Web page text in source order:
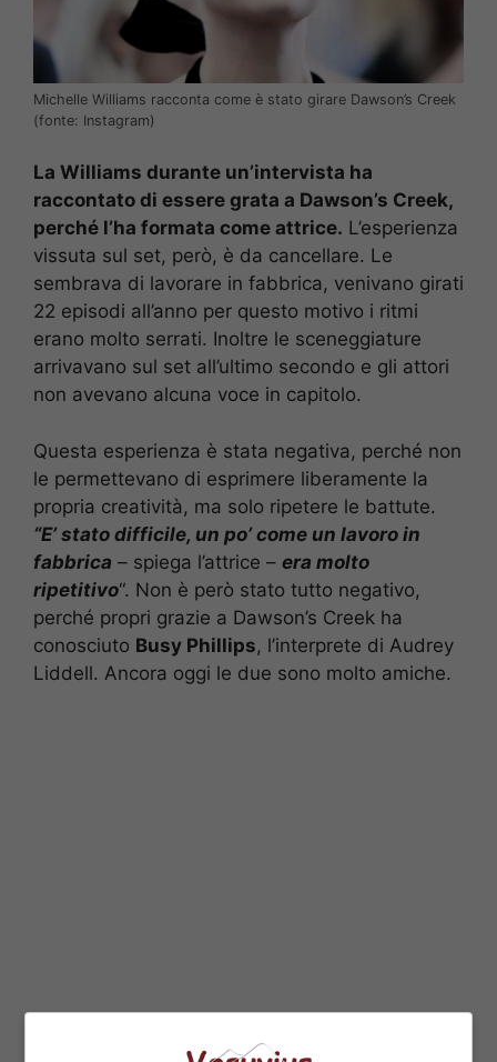
Michelle Williams racconta come è stato girare Dawson’s Creek
(fonte: Instagram)
La Williams durante un’intervista ha
raccontato di essere grata a Dawson’s Creek,
perché l’ha formata come attrice. L’esperienza
vissuta sul set, però, è da cancellare. Le
sembrava di lavorare in fabbrica, venivano girati
22 episodi all’anno per questo motivo i ritmi
erano molto serrati. Inoltre le sceneggiature
arrivavano sul set all’ultimo secondo e gli attori
non avevano alcuna voce in capitolo.
Questa esperienza è stata negativa, perché non
le permettevano di esprimere liberamente la
propria creatività, ma solo ripetere le battute.
“E’ stato difficile, un po’ come un lavoro in
fabbrica – spiega l’attrice – era molto
ripetitivo“. Non è però stato tutto negativo,
perché propri grazie a Dawson’s Creek ha
conosciuto Busy Phillips, l’interprete di Audrey
Liddell. Ancora oggi le due sono molto amiche.
Dawson’s Creek ha